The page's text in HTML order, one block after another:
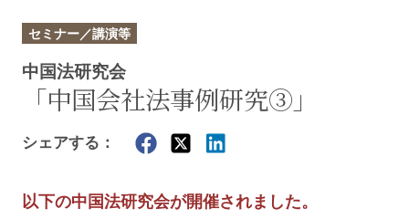
セミナー／講演等
中国法研究会
「中国会社法事例研究③」
シェアする：
以下の中国法研究会が開催されました。